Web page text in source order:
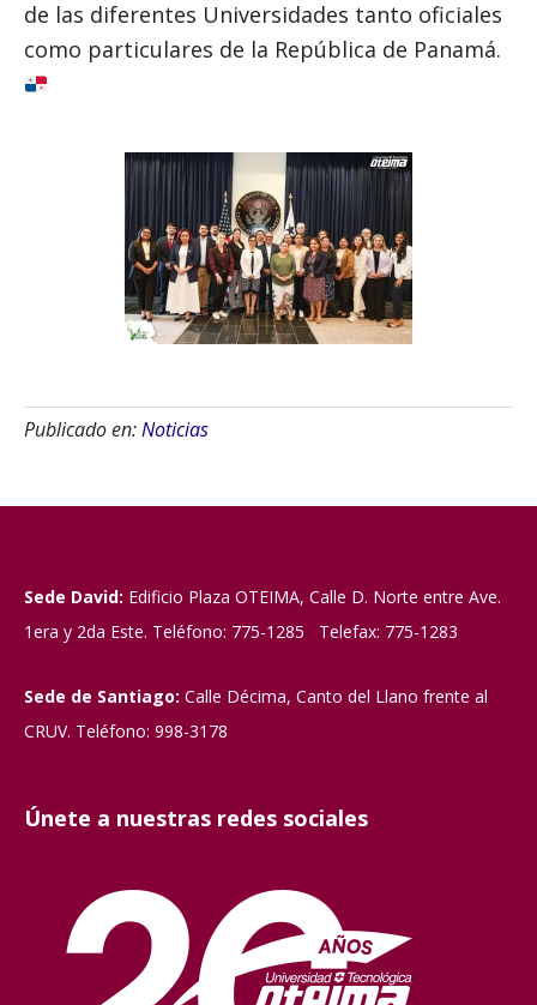
de las diferentes Universidades tanto oficiales
como particulares de la República de Panamá.
Publicado en:Noticias
Sede David: Edificio Plaza OTEIMA, Calle D. Norte entre Ave.
1era y 2da Este. Teléfono: 775-1285 Telefax: 775-1283
Sede de Santiago: Calle Décima, Canto del Llano frente al
CRUV. Teléfono: 998-3178
Únete a nuestras redes sociales